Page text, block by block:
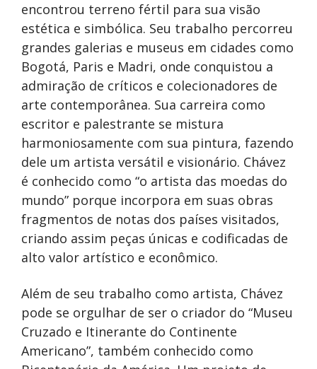
encontrou terreno fértil para sua visão
estética e simbólica. Seu trabalho percorreu
grandes galerias e museus em cidades como
Bogotá, Paris e Madri, onde conquistou a
admiração de críticos e colecionadores de
arte contemporânea. Sua carreira como
escritor e palestrante se mistura
harmoniosamente com sua pintura, fazendo
dele um artista versátil e visionário. Chávez
é conhecido como “o artista das moedas do
mundo” porque incorpora em suas obras
fragmentos de notas dos países visitados,
criando assim peças únicas e codificadas de
alto valor artístico e econômico.
Além de seu trabalho como artista, Chávez
pode se orgulhar de ser o criador do “Museu
Cruzado e Itinerante do Continente
Americano”, também conhecido como